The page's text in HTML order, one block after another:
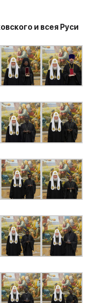
и всея Руси